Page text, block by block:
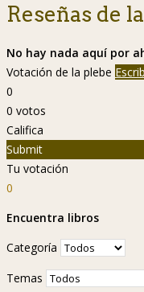
Reseñas de
No hay nada aquí por
Votación de la plebe
0
0 votos
Califica
Submit
Tu votación
0
Encuentra libros
Categoría
Temas